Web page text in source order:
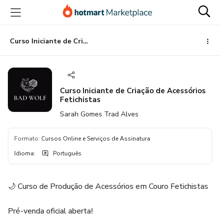
para
conteúdo
principal
para
pagamento
para
rodapé
Curso Iniciante de Criação de Acessórios Fetichistas
Curso Iniciante de Criação de Acessórios
Fetichistas
Sarah Gomes Trad Alves
Formato: Cursos Online e Serviços de Assinatura
Idioma: Português
🌙 Curso de Produção de Acessórios em Couro Fetichistas
Pré-venda oficial aberta!